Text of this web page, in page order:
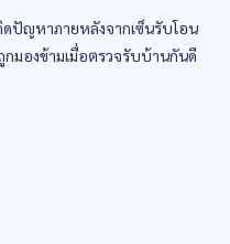
ปัญหาภายหลังจากเซ็นรับโอน
กมองข้ามเมื่อตรวจรับบ้านกันดี